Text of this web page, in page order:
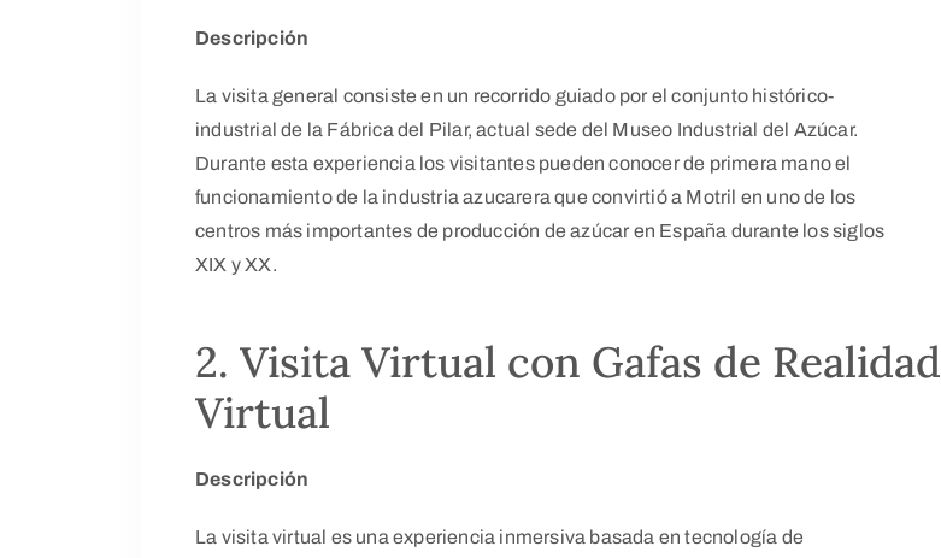
Descripción
La visita general consiste en un recorrido guiado por el conjunto histórico-
industrial de la Fábrica del Pilar, actual sede del Museo Industrial del Azúcar.
Durante esta experiencia los visitantes pueden conocer de primera mano el
funcionamiento de la industria azucarera que convirtió a Motril en uno de los
centros más importantes de producción de azúcar en España durante los siglos
XIX y XX.
2. Visita Virtual con Gafas de Realidad
Virtual
Descripción
La visita virtual es una experiencia inmersiva basada en tecnología de